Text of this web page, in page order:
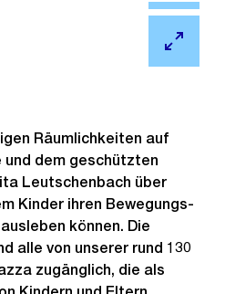
f
f
n
n
i
d
Räumlichkeiten auf
und dem geschützten
Leutschenbach über
Kinder ihren Bewegungs-
können. Die
alle von unserer rund 130
zugänglich, die als